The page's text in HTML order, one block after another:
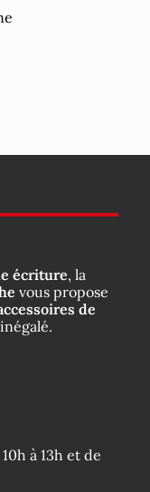
écriture, la
vous propose
de
à 13h et de